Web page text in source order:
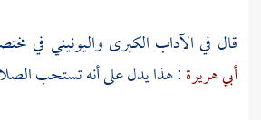
قال في الآداب الكبرى واليونيني في
أبي هريرة: هذا يدل على أنه تستحب